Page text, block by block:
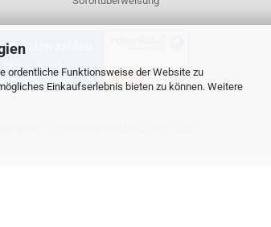
ordentliche Funktionsweise der Website zu
Einkaufserlebnis bieten zu können. Weitere